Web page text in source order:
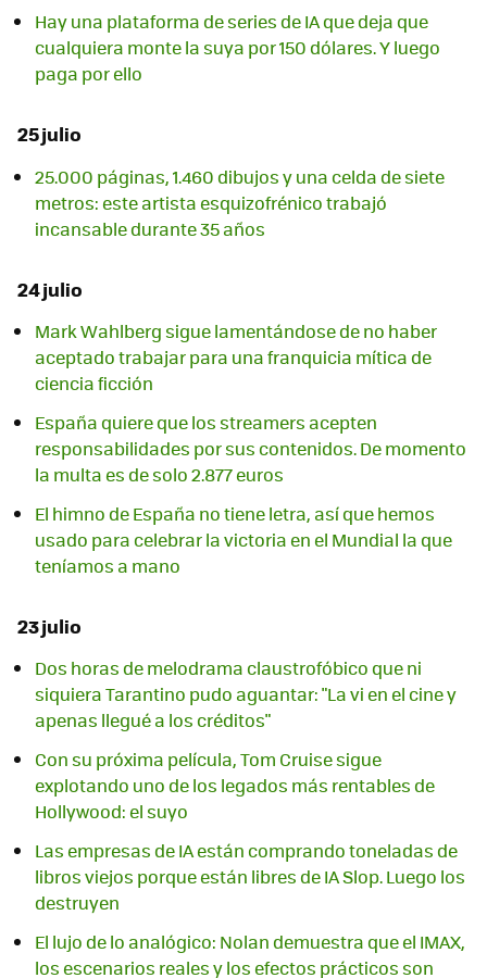
Hay una plataforma de series de IA que deja que
cualquiera monte la suya por 150 dólares. Y luego
paga por ello
25 julio
25.000 páginas, 1.460 dibujos y una celda de siete
metros: este artista esquizofrénico trabajó
incansable durante 35 años
24 julio
Mark Wahlberg sigue lamentándose de no haber
aceptado trabajar para una franquicia mítica de
ciencia ficción
España quiere que los streamers acepten
responsabilidades por sus contenidos. De momento
la multa es de solo 2.877 euros
El himno de España no tiene letra, así que hemos
usado para celebrar la victoria en el Mundial la que
teníamos a mano
23 julio
Dos horas de melodrama claustrofóbico que ni
siquiera Tarantino pudo aguantar: "La vi en el cine y
apenas llegué a los créditos"
Con su próxima película, Tom Cruise sigue
explotando uno de los legados más rentables de
Hollywood: el suyo
Las empresas de IA están comprando toneladas de
libros viejos porque están libres de IA Slop. Luego los
destruyen
El lujo de lo analógico: Nolan demuestra que el IMAX,
los escenarios reales y los efectos prácticos son